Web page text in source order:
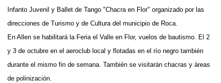
Infanto Juvenil y Ballet de Tango "Chacra en Flor" organizado por las
direcciones de Turismo y de Cultura del municipio de Roca.
En Allen se habilitará la Feria el Valle en Flor, vuelos de bautismo. El 2
y 3 de octubre en el aeroclub local y flotadas en el río negro también
durante el mismo fin de semana. También se visitarán chacras y áreas
de polinización.